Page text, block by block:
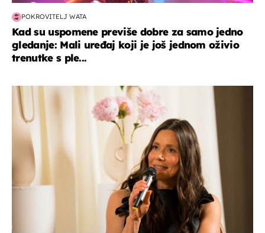
POKROVITELJ WATA
Kad su uspomene previše dobre za samo jedno
gledanje: Mali uređaj koji je još jednom oživio
trenutke s ple...
moda & ljepota